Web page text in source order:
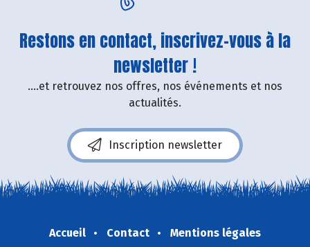
Restons en contact, inscrivez-vous à la
newsletter !
....et retrouvez nos offres, nos événements et nos
actualités.
Inscription newsletter
Accueil Contact
Mentions légales